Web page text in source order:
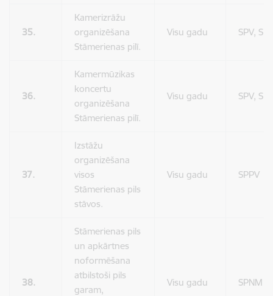
35.
Kamerizrāžu
organizēšana
Stāmerienas pilī.
Visu gadu SPV,
36.
Kamermūzikas
koncertu
organizēšana
Stāmerienas pilī.
Visu gadu SPV,
37.
Izstāžu
organizēšana
visos
Stāmerienas pils
stāvos.
Visu gadu SPPV
38.
Stāmerienas pils
un apkārtnes
noformēšana
atbilstoši pils
garam,
Visu gadu SPNM